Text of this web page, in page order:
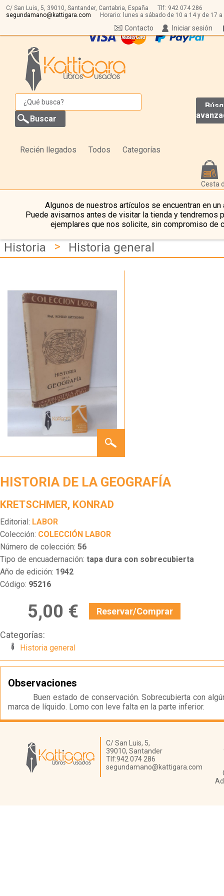
C/ San Luis, 5, 39010, Santander, Cantabria, España Tlf: 942 074 286
segundamano@kattigara.com
Horario: lunes a sábado de 10 a 14 y de 17 a
Iniciar sesión
Contacto
Recién llegados Todos Categorías
Cesta
Algunos de nuestros artículos se encuentran en un
Puede avisarnos antes de visitar la tienda y tendremos
ejemplares que nos solicite, sin compromiso de
Historia > Historia general
DE LA
HISTORIA DE LA GEOGRAFÍA
KRETSCHMER, KONRAD
Editorial: LABOR
Colección: COLECCIÓN LABOR
Número de colección: 56
Tipo de encuadernación: tapa dura con sobrecubierta
Año de edición: 1942
Código: 95216
5,00 € Reservar/Comprar
Categorías:
Historia general
Observaciones
Buen estado de conservación. Sobrecubierta con
marca de líquido. Lomo con leve falta en la parte inferior.
Librería Kattigara
C/ San Luis, 5,
39010, Santander
Tlf:942 074 286
segundamano@kattigara.com